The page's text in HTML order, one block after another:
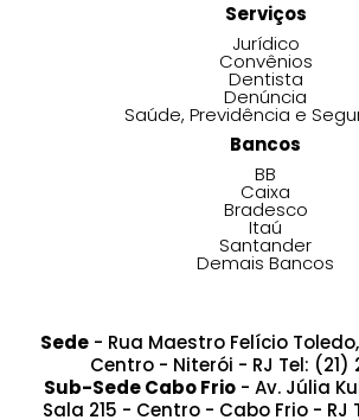
Serviços
Jurídico
Convênios
Dentista
Denúncia
Saúde, Previdência e
Bancos
BB
Caixa
Bradesco
Itaú
Santander
Demais Bancos
Sede- Rua Maestro Felício
Centro - Niterói - RJ Tel: (21)
Sub-Sede Cabo Frio - Av. Júlia
Sala 215 - Centro - Cabo Frio - RJ